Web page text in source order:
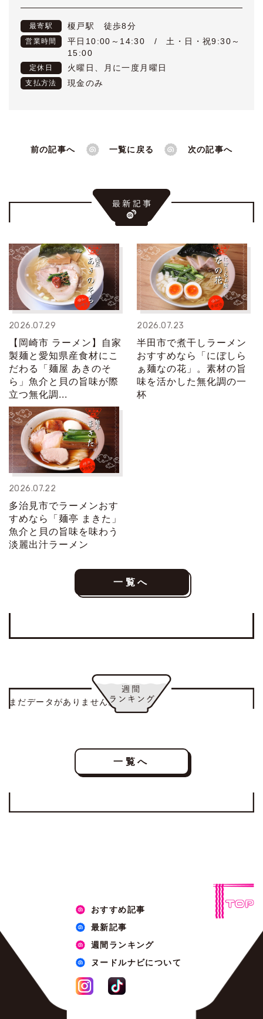
最寄駅 榎戸駅 徒歩8分
営業時間
平日10:00～14:30 / 土・日・祝9:30～
15:00
定休日 火曜日、月に一度月曜日
支払方法 現金のみ
前の記事へ 一覧に戻る 次の記事へ
2026.07.29
【岡崎市 ラーメン】自家
製麺と愛知県産食材にこ
だわる「麺屋 あきのそ
ら」魚介と貝の旨味が際
立つ無化調...
2026.07.23
半田市で煮干しラーメン
おすすめなら「にぼしら
ぁ麺なの花」。素材の旨
味を活かした無化調の一
杯
2026.07.22
多治見市でラーメンおす
すめなら「麺亭 まきた」
魚介と貝の旨味を味わう
淡麗出汁ラーメン
一覧へ
まだデータがありません。
一覧へ
おすすめ記事
最新記事
週間ランキング
ヌードルナビについて